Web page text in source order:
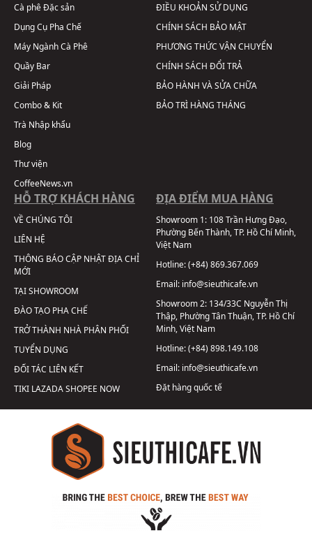
Cà phê Đặc sản
Dụng Cụ Pha Chế
Máy Ngành Cà Phê
Quầy Bar
Giải Pháp
Combo & Kit
Trà Nhập khẩu
Blog
Thư viện
CoffeeNews.vn
ĐIỀU KHOẢN SỬ DỤNG
CHÍNH SÁCH BẢO MẬT
PHƯƠNG THỨC VẬN CHUYỂN
CHÍNH SÁCH ĐỔI TRẢ
BẢO HÀNH VÀ SỬA CHỮA
BẢO TRÌ HÀNG THÁNG
HỖ TRỢ KHÁCH HÀNG
VỀ CHÚNG TÔI
LIÊN HỆ
THÔNG BÁO CẬP NHẬT ĐỊA CHỈ
MỚI
TẠI SHOWROOM
ĐÀO TẠO PHA CHẾ
TRỞ THÀNH NHÀ PHÂN PHỐI
TUYỂN DỤNG
ĐỐI TÁC LIÊN KẾT
TIKI LAZADASHOPEE NOW
ĐỊA ĐIỂM MUA HÀNG
Showroom 1: 108 Trần Hưng Đạo,
Phường Bến Thành, TP. Hồ Chí Minh,
Việt Nam
Hotline:(+84) 869.367.069
Email: info@sieuthicafe.vn
Showroom 2: 134/33C Nguyễn Thị
Thập, Phường Tân Thuận, TP. Hồ Chí
Minh, Việt Nam
Hotline:(+84) 898.149.108
Email: info@sieuthicafe.vn
Đặt hàng quốc tế